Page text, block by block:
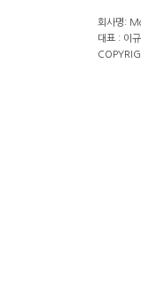
회사명:
대표 :